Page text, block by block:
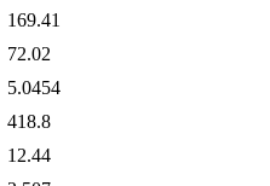
169.41
72.02
5.0454
418.8
12.44